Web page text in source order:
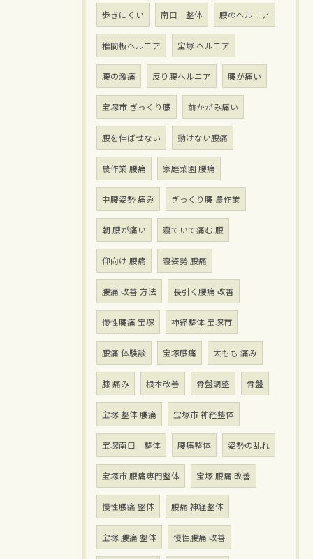
歩きにくい 南口 整体 腰のヘルニア
椎間板ヘルニア 宝塚 ヘルニア
腰の激痛 反り腰ヘルニア 腰が痛い
宝塚市 ぎっくり腰 前かがみ痛い
腰を伸ばせない 動けない腰痛
農作業 腰痛 家庭菜園 腰痛
中腰姿勢 痛み ぎっくり腰 農作業
朝 腰が痛い 寝ていて痛む 腰
仰向け 腰痛 寝姿勢 腰痛
腰痛 改善 方法 長引く腰痛 改善
慢性腰痛 宝塚 神経整体 宝塚市
腰痛 体験談 宝塚腰痛 太もも 痛み
膝 痛み 根本改善 骨盤調整 骨盤
宝塚 整体 腰痛 宝塚市 神経整体
宝塚南口 整体 腰痛整体 姿勢の乱れ
宝塚市 腰痛専門整体 宝塚 腰痛 改善
慢性腰痛 整体 腰痛 神経整体
宝塚 腰痛 整体 慢性腰痛 改善